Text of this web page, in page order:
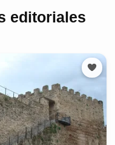
editoriales